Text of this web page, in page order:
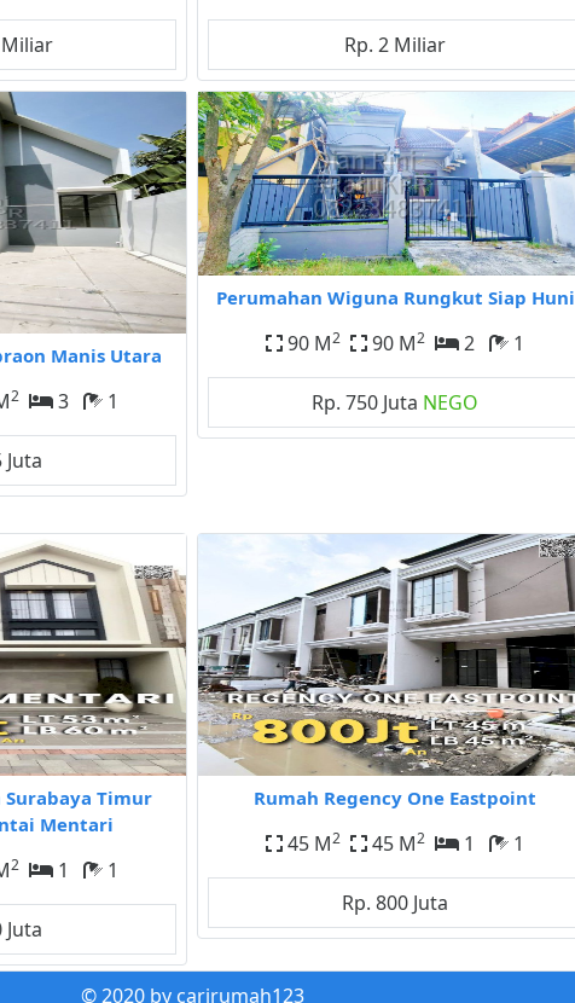
Miliar Rp. 2 Miliar
Manis Utara
2 3 1
Juta
Perumahan Wiguna Rungkut Siap Huni
90 M2 90 M2 2 1
Rp. 750 Juta NEGO
Surabaya Timur
Mentari
2 1 1
Juta
Rumah Regency One Eastpoint
45 M2 45 M2 1 1
Rp. 800 Juta
© 2020 by carirumah123